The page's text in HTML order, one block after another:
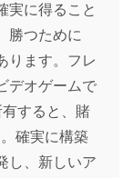
実に得ること
勝つために
ります。フレ
デオゲームで
すると、賭
確実に構築
し、新しいア